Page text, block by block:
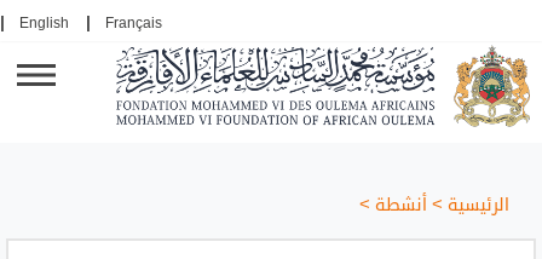
Français
English
الرئيسية >أنشطة >